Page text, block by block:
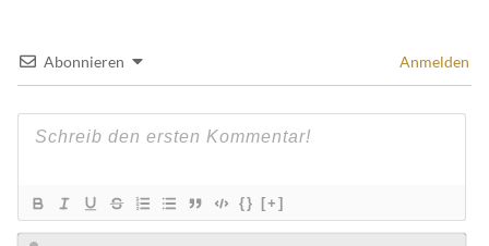
Abonnieren Anmelden
{} [+]